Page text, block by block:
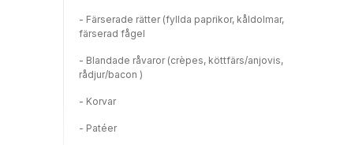
- Färserade rätter (fyllda paprikor, kåldolmar,
färserad fågel
- Blandade råvaror (crèpes, köttfärs/anjovis,
rådjur/bacon )
- Korvar
- Patéer